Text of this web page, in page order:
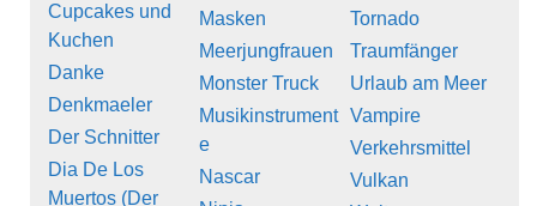
Cupcakes und
Kuchen
Danke
Denkmaeler
Der Schnitter
Dia De Los
Muertos (Der
Masken
Meerjungfrauen
Monster Truck
Musikinstrument
e
Nascar
Tornado
Traumfänger
Urlaub am Meer
Vampire
Verkehrsmittel
Vulkan